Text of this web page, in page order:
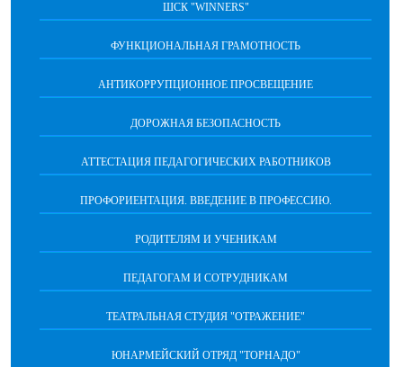
ШСК "WINNERS"
ФУНКЦИОНАЛЬНАЯ ГРАМОТНОСТЬ
АНТИКОРРУПЦИОННОЕ ПРОСВЕЩЕНИЕ
ДОРОЖНАЯ БЕЗОПАСНОСТЬ
АТТЕСТАЦИЯ ПЕДАГОГИЧЕСКИХ РАБОТНИКОВ
ПРОФОРИЕНТАЦИЯ. ВВЕДЕНИЕ В ПРОФЕССИЮ.
РОДИТЕЛЯМ И УЧЕНИКАМ
ПЕДАГОГАМ И СОТРУДНИКАМ
ТЕАТРАЛЬНАЯ СТУДИЯ "ОТРАЖЕНИЕ"
ЮНАРМЕЙСКИЙ ОТРЯД "ТОРНАДО"